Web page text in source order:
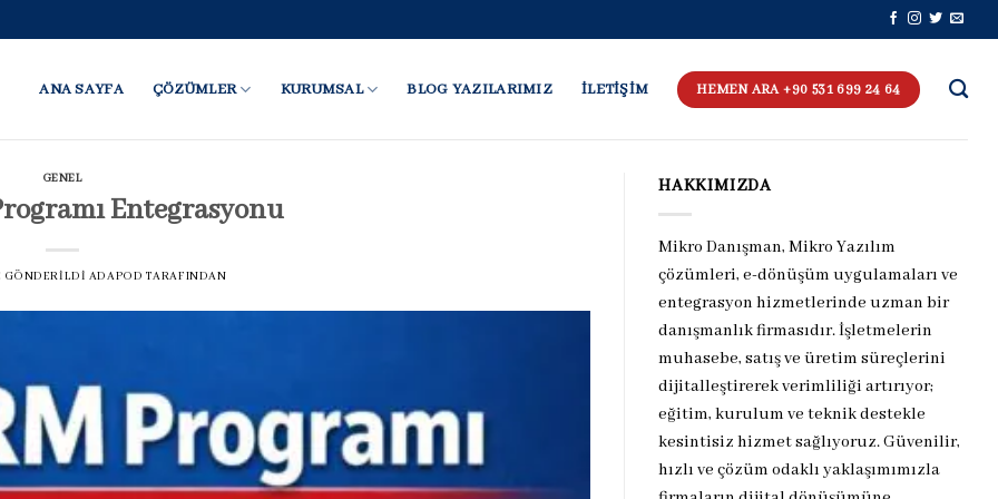
ANA SAYFA ÇÖZÜMLER KURUMSAL BLOG YAZILARIMIZ İLETİŞİM HEMEN ARA +90 531 699 24 64
GENEL
Entegrasyonu
GÖNDERILDI ADAPOD TARAFINDAN
HAKKIMIZDA
Mikro Danışman, Mikro Yazılım
çözümleri, e-dönüşüm uygulamaları ve
entegrasyon hizmetlerinde uzman bir
danışmanlık firmasıdır. İşletmelerin
muhasebe, satış ve üretim süreçlerini
dijitalleştirerek verimliliği artırıyor;
eğitim, kurulum ve teknik destekle
kesintisiz hizmet sağlıyoruz. Güvenilir,
hızlı ve çözüm odaklı yaklaşımımızla